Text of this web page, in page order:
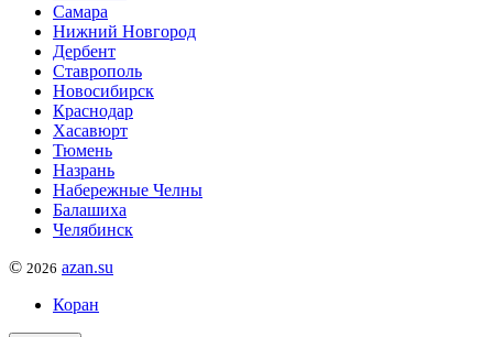
Самара
Нижний Новгород
Дербент
Ставрополь
Новосибирск
Краснодар
Хасавюрт
Тюмень
Назрань
Набережные Челны
Балашиха
Челябинск
© 2026 azan.su
Коран